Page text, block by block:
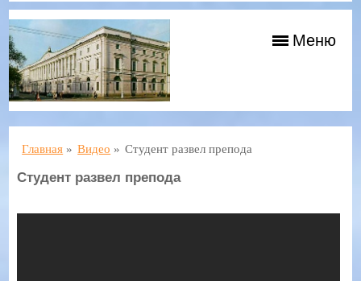
Меню
Главная » Видео » Студент развел препода
Студент развел препода